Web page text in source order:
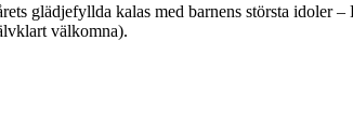
glädjefyllda kalas med barnens största idoler –
välkomna).